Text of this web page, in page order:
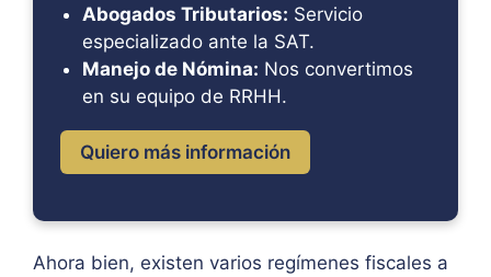
Abogados Tributarios: Servicio
especializado ante la SAT.
Manejo de Nómina: Nos convertimos
en su equipo de RRHH.
Quiero más información
Ahora bien, existen varios regímenes fiscales a